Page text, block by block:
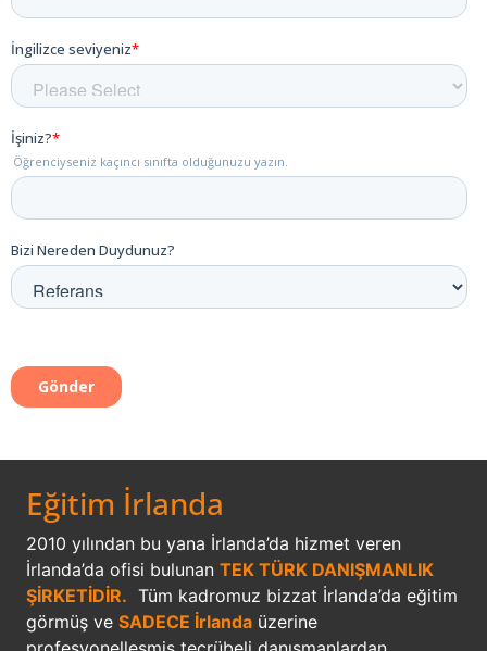
Eğitim İrlanda
2010 yılından bu yana İrlanda’da hizmet veren
İrlanda’da ofisi bulunan TEK TÜRK DANIŞMANLIK
ŞİRKETİDİR. Tüm kadromuz bizzat İrlanda’da eğitim
görmüş ve SADECE İrlanda üzerine